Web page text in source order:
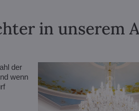
in unserem
der
wenn